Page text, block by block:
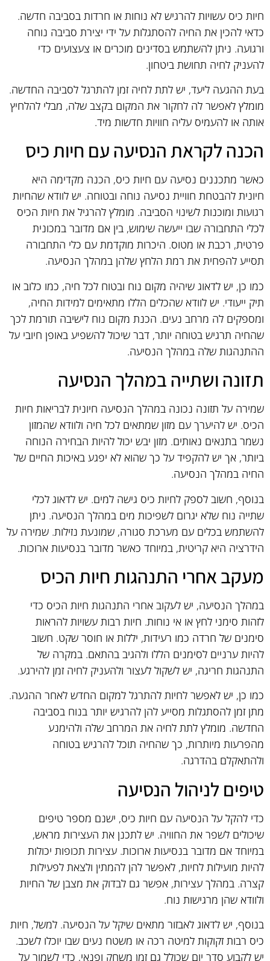
חיות כיס עשויות להרגיש לא נוחות או חרדות בסביבה חדשה.
כדאי להכין את החיה להסתגלות על ידי יצירת סביבה נוחה
ורגועה. ניתן להשתמש בסדינים מוכרים או צעצועים כדי
להעניק לחיה תחושת ביטחון.
בעת ההגעה ליעד, יש לתת לחיה זמן להתרגל לסביבה החדשה.
מומלץ לאפשר לה לחקור את המקום בקצב שלה, מבלי להלחיץ
אותה או להעמיס עליה חוויות חדשות מיד.
הכנה לקראת הנסיעה עם חיות כיס
כאשר מתכננים נסיעה עם חיות כיס, הכנה מקדימה היא
חיונית להבטחת חוויית נסיעה נוחה ובטוחה. יש לוודא שהחיות
רגועות ומוכנות לשינוי הסביבה. מומלץ להרגיל את חיות הכיס
לכלי התחבורה שבו ייעשה שימוש, בין אם מדובר במכונית
פרטית, רכבת או מטוס. היכרות מוקדמת עם כלי התחבורה
תסייע להפחית את רמת הלחץ שלהן במהלך הנסיעה.
כמו כן, יש לדאוג שיהיה מקום נוח ובטוח לכל חיה, כמו כלוב או
תיק ייעודי. יש לוודא שהכלים הללו מתאימים למידות החיה,
ומספקים לה מרחב נעים. הכנת מקום נוח לישיבה תורמת לכך
שהחיה תרגיש בטוחה יותר, דבר שיכול להשפיע באופן חיובי על
ההתנהגות שלה במהלך הנסיעה.
תזונה ושתייה במהלך הנסיעה
שמירה על תזונה נכונה במהלך הנסיעה חיונית לבריאות חיות
הכיס. יש להיערך עם מזון שמתאים לכל חיה ולוודא שהמזון
נשמר בתנאים נאותים. מזון יבש יכול להיות הבחירה הנוחה
ביותר, אך יש להקפיד על כך שהוא לא יפגע באיכות החיים של
החיה במהלך הנסיעה.
בנוסף, חשוב לספק לחיות כיס גישה למים. יש לדאוג לכלי
שתייה נוח שלא יגרום לשפיכות מים במהלך הנסיעה. ניתן
להשתמש בכלים עם מערכת סגורה, שמונעת נזילות. שמירה על
הידרציה היא קריטית, במיוחד כאשר מדובר בנסיעות ארוכות.
מעקב אחרי התנהגות חיות הכיס
במהלך הנסיעה, יש לעקוב אחרי התנהגות חיות הכיס כדי
לזהות סימני לחץ או אי נוחות. חיות רבות עשויות להראות
סימנים של חרדה כמו רעידות, יללות או חוסר שקט. חשוב
להיות ערניים לסימנים הללו ולהגיב בהתאם. במקרה של
התנהגות חריגה, יש לשקול לעצור ולהעניק לחיה זמן להירגע.
כמו כן, יש לאפשר לחיות להתרגל למקום החדש לאחר ההגעה.
מתן זמן להסתגלות מסייע להן להרגיש יותר בנוח בסביבה
החדשה. מומלץ לתת לחיה את המרחב שלה ולהימנע
מהפרעות מיותרות, כך שהחיה תוכל להרגיש בטוחה
ולהתאקלם בהדרגה.
טיפים לניהול הנסיעה
כדי להקל על הנסיעה עם חיות כיס, ישנם מספר טיפים
שיכולים לשפר את החוויה. יש לתכנן את העצירות מראש,
במיוחד אם מדובר בנסיעות ארוכות. עצירות תכופות יכולות
להיות מועילות לחיות, לאפשר להן להמתין ולצאת לפעילות
קצרה. במהלך עצירות, אפשר גם לבדוק את מצבן של החיות
ולוודא שהן מרגישות נוח.
בנוסף, יש לדאוג לאבזור מתאים שיקל על הנסיעה. למשל, חיות
כיס רבות זקוקות למיטה רכה או משטח נעים שבו יוכלו לשכב.
יש לקבוע סדר יום שכולל גם זמן משחק ופנאי, כדי לשמור על